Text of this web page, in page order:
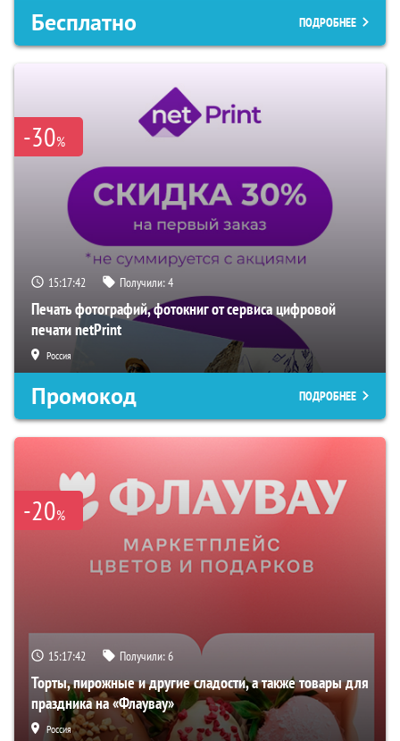
Бесплатно ПОДРОБНЕЕ
-30%
15:17:41 Получили:4
Печать фотографий, фотокниг от сервиса цифровой
печати netPrint
Россия
Промокод ПОДРОБНЕЕ
-20%
15:17:41 Получили:6
Торты, пирожные и другие сладости, а также товары для
праздника на «Флаувау»
Россия